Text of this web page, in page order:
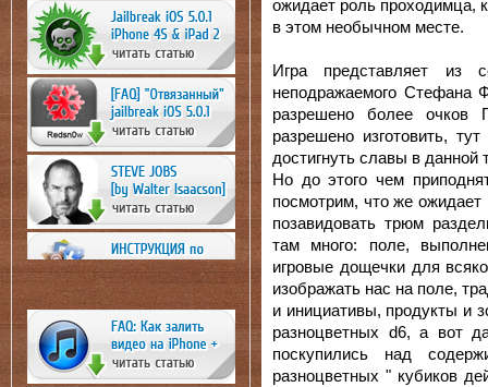
ожидает роль проходимца,
в этом необычном месте.
Игра представляет из
неподражаемого Стефана
разрешено более очков
разрешено изготовить,
достигнуть славы в данной
Но до этого чем
посмотрим, что же
позавидовать трюм
там много: поле,
игровые дощечки для
изображать нас на поле,
и инициативы, продукты и
разноцветных d6, а вот
поскупились над
разноцветных " кубиков